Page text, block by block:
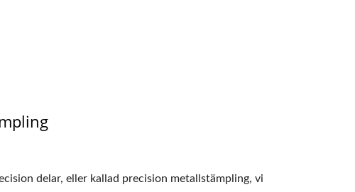
delar, eller kallad precision metallstämpling, vi